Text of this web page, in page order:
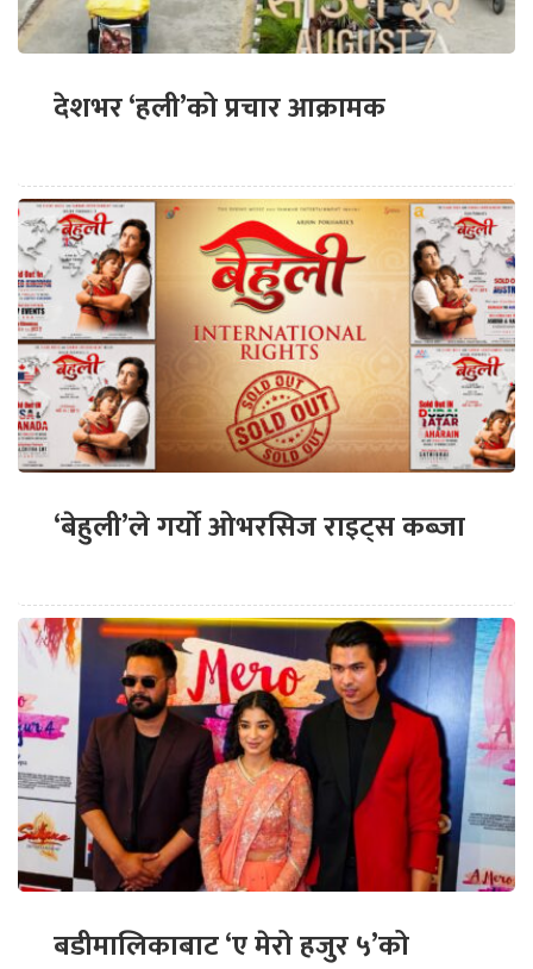
देशभर ‘हली’को प्रचार आक्रामक
‘बेहुली’ले गर्यो ओभरसिज राइट्स कब्जा
बडीमालिकाबाट ‘ए मेरो हजुर ५’को